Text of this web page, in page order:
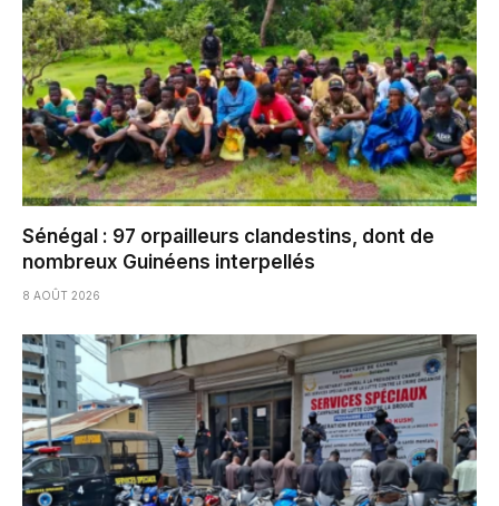
Sénégal : 97 orpailleurs clandestins, dont de
nombreux Guinéens interpellés
8 AOÛT 2026